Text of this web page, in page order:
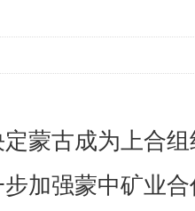
蒙古成为上合
加强蒙中矿业合